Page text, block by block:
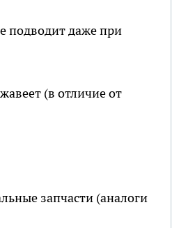
подводит даже при
(в отличие от
запчасти (аналоги